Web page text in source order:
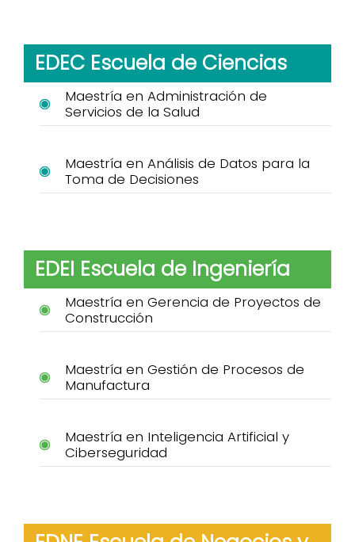
EDEC Escuela de Ciencias
Maestría en Administración de
Servicios de la Salud
Maestría en Análisis de Datos para la
Toma de Decisiones
EDEI Escuela de Ingeniería
Maestría en Gerencia de Proyectos de
Construcción
Maestría en Gestión de Procesos de
Manufactura
Maestría en Inteligencia Artificial y
Ciberseguridad